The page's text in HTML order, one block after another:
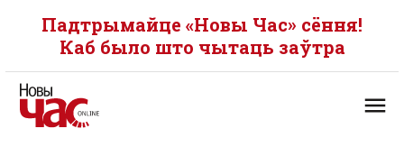
Падтрымайце «Новы Час» сёння!
Каб было што чытаць заўтра